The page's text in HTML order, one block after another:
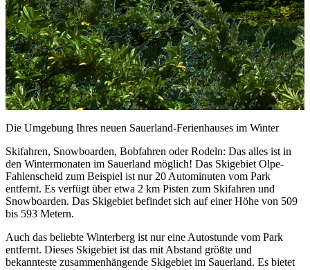
Die Umgebung Ihres neuen Sauerland-Ferienhauses im Winter
Skifahren, Snowboarden, Bobfahren oder Rodeln: Das alles ist in
den Wintermonaten im Sauerland möglich! Das Skigebiet Olpe-
Fahlenscheid zum Beispiel ist nur 20 Autominuten vom Park
entfernt. Es verfügt über etwa 2 km Pisten zum Skifahren und
Snowboarden. Das Skigebiet befindet sich auf einer Höhe von 509
bis 593 Metern.
Auch das beliebte Winterberg ist nur eine Autostunde vom Park
entfernt. Dieses Skigebiet ist das mit Abstand größte und
bekannteste zusammenhängende Skigebiet im Sauerland. Es bietet